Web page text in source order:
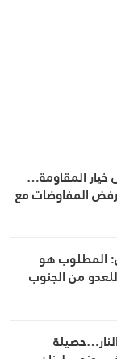
خيار المقاومة…
المفاوضات مع
المطلوب هو
من الجنوب